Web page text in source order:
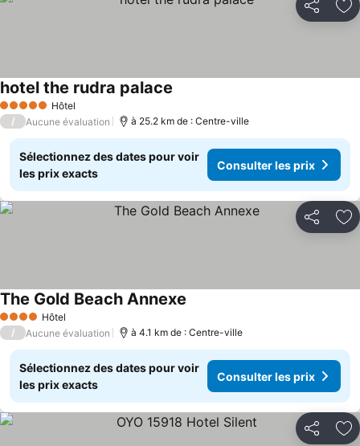
Partager
5 Étoiles Hôtel
hotel the rudra palace
/ Aucune évaluation à 25.2 km de : Centre-ville
Sélectionnez des dates pour voir
les prix exacts
Consulter les prix
Partager
4 Étoiles Hôtel
The Gold Beach Annexe
/ Aucune évaluation à 4.1 km de : Centre-ville
Sélectionnez des dates pour voir
les prix exacts
Consulter les prix
Partager